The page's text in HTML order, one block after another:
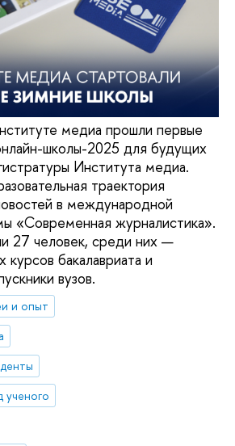
медиа прошли первые
школы-2025 для будущих
Института медиа.
траектория
в международной
«Современная журналистика».
27 человек, среди них —
бакалавриата и
вузов.
и опыт
ученого